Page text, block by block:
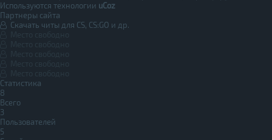
Используются технологии uCoz
Партнеры сайта
Скачать читы для CS, CS:GO и др.
Статистика
8
Всего
3
Пользователей
5